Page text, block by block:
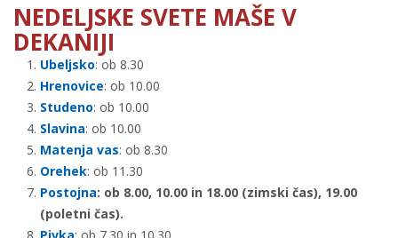
NEDELJSKE SVETE MAŠE V
DEKANIJI
Ubeljsko: ob 8.30
Hrenovice: ob 10.00
Studeno: ob 10.00
Slavina: ob 10.00
Matenja vas: ob 8.30
Orehek: ob 11.30
Postojna: ob 8.00, 10.00 in 18.00 (zimski čas), 19.00
(poletni čas).